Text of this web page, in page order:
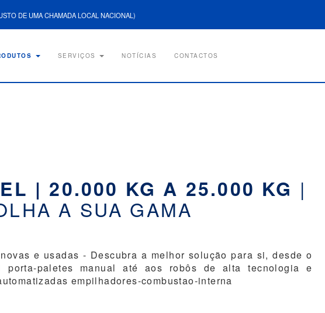
DE UMA CHAMADA LOCAL NACIONAL)
SERVIÇOS NOTÍCIAS CONTACTOS
| 20.000 KG A 25.000 KG |
A SUA GAMA
e usadas - Descubra a melhor solução para si, desde o
porta-paletes manual até aos robôs de alta tecnologia e
empilhadores-combustao-interna